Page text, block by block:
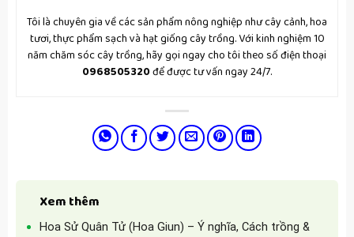
Tôi là chuyên gia về các sản phẩm nông nghiệp như cây cảnh, hoa
tươi, thực phẩm sạch và hạt giống cây trồng. Với kinh nghiệm 10
năm chăm sóc cây trồng, hãy gọi ngay cho tôi theo số điện thoại
0968505320để được tư vấn ngay 24/7.
Xem thêm
Hoa Sử Quân Tử (Hoa Giun) – Ý nghĩa, Cách trồng &